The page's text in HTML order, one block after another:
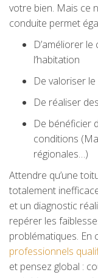
votre bien. Mais ce
conduite permet
D’améliorer
l’habitation
De valoriser
De réaliser
De bénéficier
conditions
régionales…)
Attendre qu’une
totalement
et un diagnostic
repérer les
problématiques. En
professionnels
et pensez global :